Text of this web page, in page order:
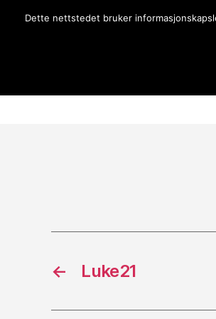
Gilja bedehus
← Luke21
Dette nettstedet bruker